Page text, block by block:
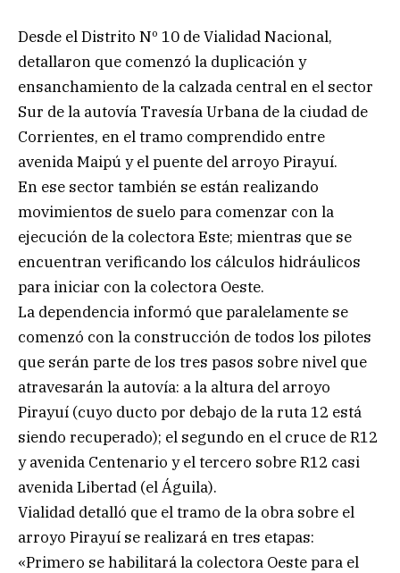
Desde el Distrito Nº 10 de Vialidad Nacional,
detallaron que comenzó la duplicación y
ensanchamiento de la calzada central en el sector
Sur de la autovía Travesía Urbana de la ciudad de
Corrientes, en el tramo comprendido entre
avenida Maipú y el puente del arroyo Pirayuí.
En ese sector también se están realizando
movimientos de suelo para comenzar con la
ejecución de la colectora Este; mientras que se
encuentran verificando los cálculos hidráulicos
para iniciar con la colectora Oeste.
La dependencia informó que paralelamente se
comenzó con la construcción de todos los pilotes
que serán parte de los tres pasos sobre nivel que
atravesarán la autovía: a la altura del arroyo
Pirayuí (cuyo ducto por debajo de la ruta 12 está
siendo recuperado); el segundo en el cruce de R12
y avenida Centenario y el tercero sobre R12 casi
avenida Libertad (el Águila).
Vialidad detalló que el tramo de la obra sobre el
arroyo Pirayuí se realizará en tres etapas:
«Primero se habilitará la colectora Oeste para el